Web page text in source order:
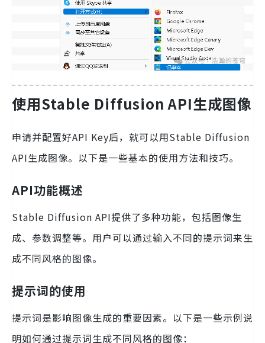
使用Stable Diffusion API生成图像
申请并配置好API Key后，就可以用Stable Diffusion
API生成图像。以下是一些基本的使用方法和技巧。
API功能概述
Stable Diffusion API提供了多种功能，包括图像生
成、参数调整等。用户可以通过输入不同的提示词来生
成不同风格的图像。
提示词的使用
提示词是影响图像生成的重要因素。以下是一些示例说
明如何通过提示词生成不同风格的图像：